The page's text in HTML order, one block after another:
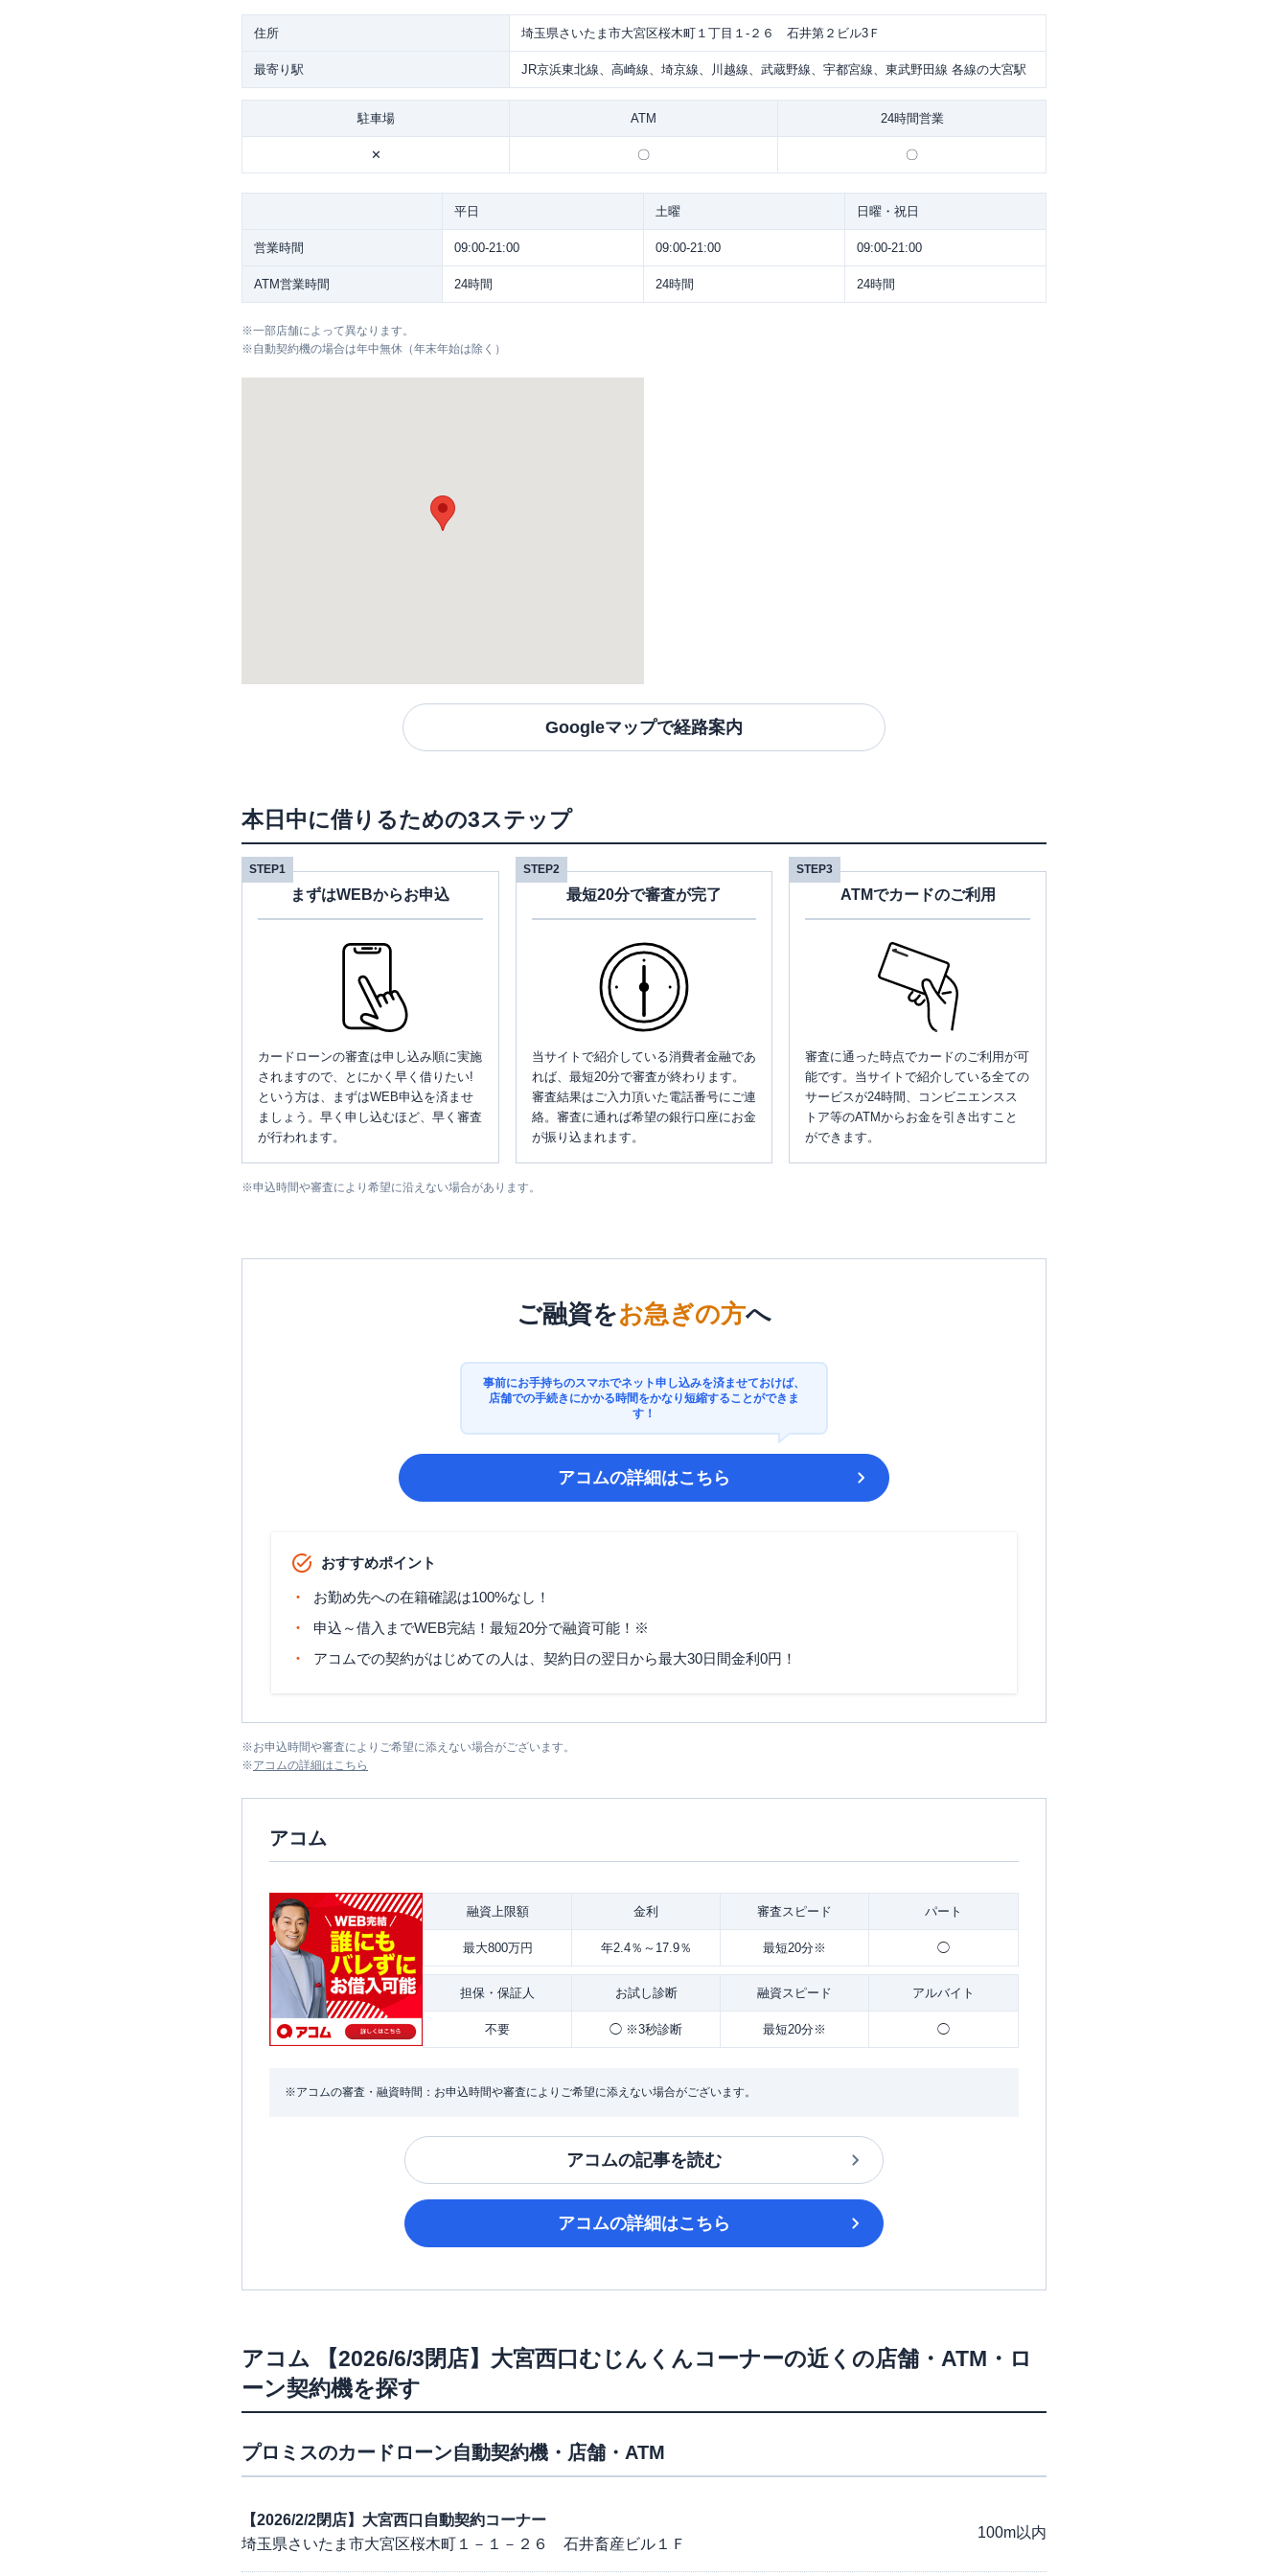
住所 埼玉県さいたま市大宮区桜木町１丁目１-２６ 石井第２ビル3Ｆ
最寄り駅 JR京浜東北線、高崎線、埼京線、川越線、武蔵野線、宇都宮線、東武野田線 各線の大宮駅
駐車場 ATM 24時間営業
✕ 〇 〇
平日 土曜 日曜・祝日
営業時間 09:00-21:00 09:00-21:00 09:00-21:00
ATM営業時間 24時間 24時間 24時間
※一部店舗によって異なります。
※自動契約機の場合は年中無休（年末年始は除く）
Googleマップで経路案内
本日中に借りるための3ステップ
STEP1
まずはWEBからお申込
カードローンの審査は申し込み順に実施
されますので、とにかく早く借りたい!
という方は、まずはWEB申込を済ませ
ましょう。早く申し込むほど、早く審査
が行われます。
STEP2
最短20分で審査が完了
当サイトで紹介している消費者金融であ
れば、最短20分で審査が終わります。
審査結果はご入力頂いた電話番号にご連
絡。審査に通れば希望の銀行口座にお金
が振り込まれます。
STEP3
ATMでカードのご利用
審査に通った時点でカードのご利用が可
能です。当サイトで紹介している全ての
サービスが24時間、コンビニエンスス
トア等のATMからお金を引き出すこと
ができます。
※申込時間や審査により希望に沿えない場合があります。
ご融資をお急ぎの方へ
事前にお手持ちのスマホでネット申し込みを済ませておけば、
店舗での手続きにかかる時間をかなり短縮することができま
す！
アコムの詳細はこちら
おすすめポイント
お勤め先への在籍確認は100%なし！
申込～借入までWEB完結！最短20分で融資可能！※
アコムでの契約がはじめての人は、契約日の翌日から最大30日間金利0円！
※お申込時間や審査によりご希望に添えない場合がございます。
※アコムの詳細はこちら
アコム
融資上限額 金利 審査スピード パート
最大800万円 年2.4％～17.9％ 最短20分※ ◯
担保・ 保証人 お試し診断 融資スピード アルバイト
不要 ◯ ※3秒診断 最短20分※ ◯
※アコムの審査・融資時間：お申込時間や審査によりご希望に添えない場合がございます。
アコムの記事を読む
アコムの詳細はこちら
アコム 【2026/6/3閉店】大宮西口むじんくんコーナーの近くの店舗・ATM・ロ
ーン契約機を探す
プロミスのカードローン自動契約機・店舗・ATM
【2026/2/2閉店】大宮西口自動契約コーナー
埼玉県さいたま市大宮区桜木町１－１－２６ 石井畜産ビル１Ｆ
100m以内